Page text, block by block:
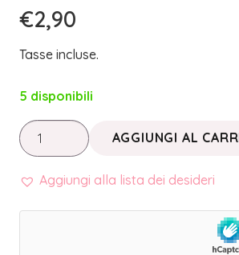
€2,90
Tasse incluse.
5 disponibili
LINEA
PRO
•
AGGIUNGI AL
Aggiungi alla lista dei desideri